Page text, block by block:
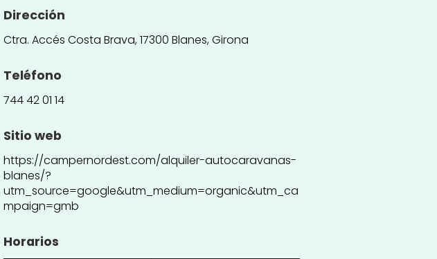
Dirección
Ctra. Accés Costa Brava, 17300 Blanes, Girona
Teléfono
744 42 01 14
Sitio web
https://campernordest.com/alquiler-autocaravanas-
blanes/?
utm_source=google&utm_medium=organic&utm_ca
mpaign=gmb
Horarios